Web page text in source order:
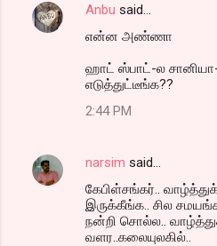
Anbu said…
என்ன அண்ணா
ஹாட் ஸ்பாட்-ல
எடுத்துட்டீங்க??
2:44 PM
narsim said…
கேபிள்சங்கர்..
இருக்கீங்க.. சில
நன்றி சொல்ல..
வளர..கலையுலகில்..